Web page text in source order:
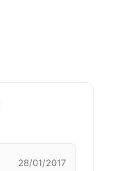
28/01/2017